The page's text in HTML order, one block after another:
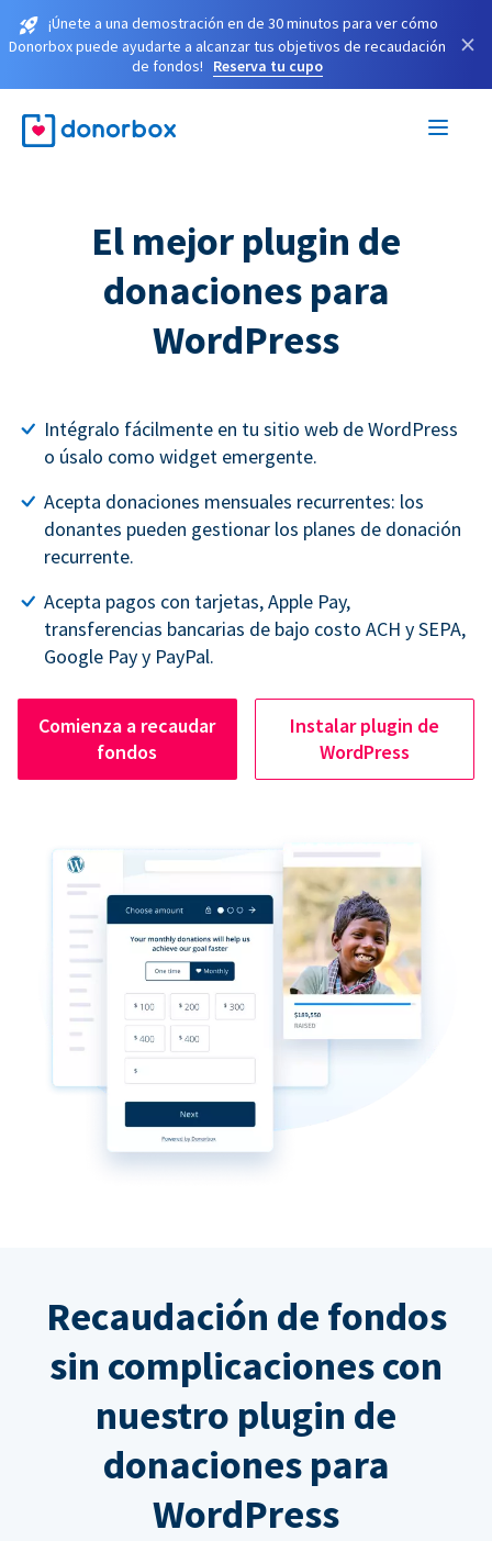
¡Únete a una demostración en de 30 minutos para ver cómo
Donorbox puede ayudarte a alcanzar tus objetivos de recaudación
de fondos!
Reserva tu cupo
×
El mejor plugin de
donaciones para
WordPress
Intégralo fácilmente en tu sitio web de WordPress
o úsalo como widget emergente.
Acepta donaciones mensuales recurrentes: los
donantes pueden gestionar los planes de donación
recurrente.
Acepta pagos con tarjetas, Apple Pay,
transferencias bancarias de bajo costo ACH y SEPA,
Google Pay y PayPal.
Comienza a recaudar
fondos
Instalar plugin de
WordPress
Recaudación de fondos
sin complicaciones con
nuestro plugin de
donaciones para
WordPress